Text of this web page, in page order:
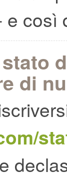
così
di